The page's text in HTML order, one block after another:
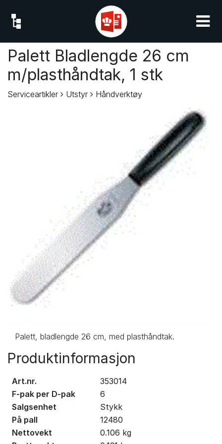
Palett Bladlengde 26 cm
m/plasthåndtak, 1 stk
Serviceartikler Utstyr Håndverktøy
Palett, bladlengde 26 cm, med plasthåndtak.
Produktinformasjon
Art.nr.
353014
F-pak per D-pak
6
Salgsenhet
Stykk
På pall
12480
Nettovekt
0.106 kg